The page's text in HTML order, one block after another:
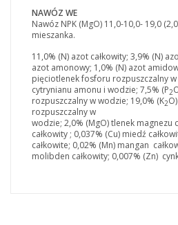
NAWÓZ WE
Nawóz NPK (MgO) 11,0-10,0- 19,0
mieszanka.
11,0% (N) azot całkowity; 3,9% (N)
azot amonowy; 1,0% (N) azot
pięciotlenek fosforu rozpuszczalny
cytrynianu amonu i wodzie; 7,5% (P2
rozpuszczalny w wodzie; 19,0% (K2
rozpuszczalny w
wodzie; 2,0% (MgO) tlenek magnezu
całkowity ; 0,037% (Cu) miedź
całkowite; 0,02% (Mn) mangan
molibden całkowity; 0,007% (Zn)